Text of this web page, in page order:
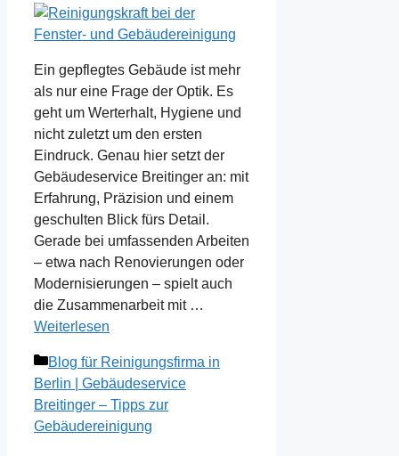
Ein gepflegtes Gebäude ist mehr
als nur eine Frage der Optik. Es
geht um Werterhalt, Hygiene und
nicht zuletzt um den ersten
Eindruck. Genau hier setzt der
Gebäudeservice Breitinger an: mit
Erfahrung, Präzision und einem
geschulten Blick fürs Detail.
Gerade bei umfassenden Arbeiten
– etwa nach Renovierungen oder
Modernisierungen – spielt auch
die Zusammenarbeit mit …
Weiterlesen
Kategorien
Blog für Reinigungsfirma in
Berlin | Gebäudeservice
Breitinger – Tipps zur
Gebäudereinigung